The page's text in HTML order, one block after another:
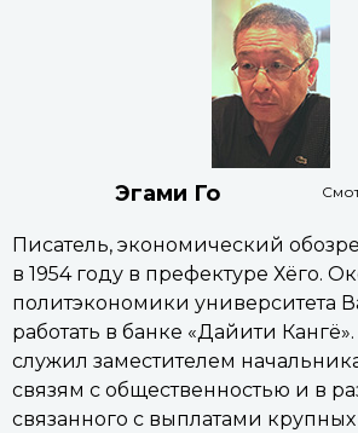
Эгами Го
Писатель, экономический
в 1954 году в префектуре Хёго.
политэкономики университета
работать в банке «Дайити
служил заместителем
связям с общественностью и в
связанного с выплатами крупных